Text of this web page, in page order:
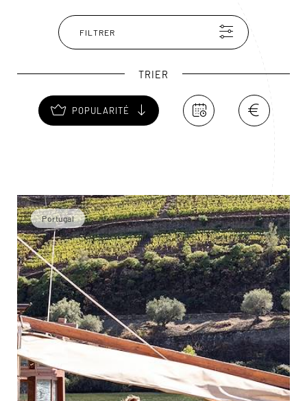
faire : s’asseoir à l’une des terrasses des cafés sur la rive
sud du Tamega et goûter aux pâtisseries locales.
FILTRER
TRIER
POPULARITÉ
Portugal